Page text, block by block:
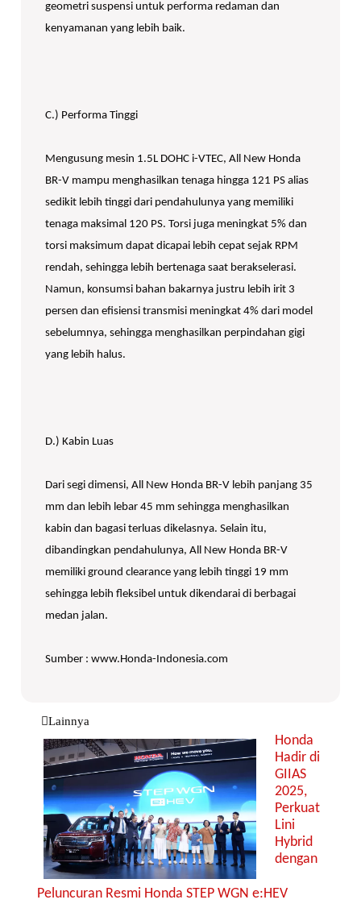
geometri suspensi untuk performa redaman dan
kenyamanan yang lebih baik.
C.) Performa Tinggi
Mengusung mesin 1.5L DOHC i-VTEC, All New Honda
BR-V mampu menghasilkan tenaga hingga 121 PS alias
sedikit lebih tinggi dari pendahulunya yang memiliki
tenaga maksimal 120 PS. Torsi juga meningkat 5% dan
torsi maksimum dapat dicapai lebih cepat sejak RPM
rendah, sehingga lebih bertenaga saat berakselerasi.
Namun, konsumsi bahan bakarnya justru lebih irit 3
persen dan efisiensi transmisi meningkat 4% dari model
sebelumnya, sehingga menghasilkan perpindahan gigi
yang lebih halus.
D.) Kabin Luas
Dari segi dimensi, All New Honda BR-V lebih panjang 35
mm dan lebih lebar 45 mm sehingga menghasilkan
kabin dan bagasi terluas dikelasnya. Selain itu,
dibandingkan pendahulunya, All New Honda BR-V
memiliki ground clearance yang lebih tinggi 19 mm
sehingga lebih fleksibel untuk dikendarai di berbagai
medan jalan.
Sumber : www.Honda-Indonesia.com
Lainnya
Honda
Hadir di
GIIAS
2025,
Perkuat
Lini
Hybrid
dengan
Peluncuran Resmi Honda STEP WGN e:HEV